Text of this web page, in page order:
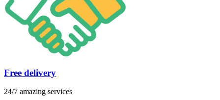
Free delivery
24/7 amazing services